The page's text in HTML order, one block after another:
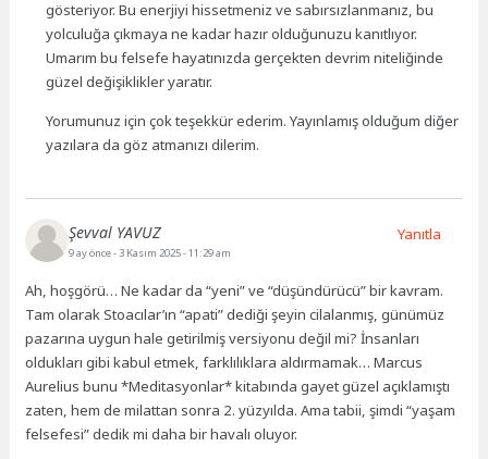
gösteriyor. Bu enerjiyi hissetmeniz ve sabırsızlanmanız, bu
yolculuğa çıkmaya ne kadar hazır olduğunuzu kanıtlıyor.
Umarım bu felsefe hayatınızda gerçekten devrim niteliğinde
güzel değişiklikler yaratır.
Yorumunuz için çok teşekkür ederim. Yayınlamış olduğum diğer
yazılara da göz atmanızı dilerim.
Şevval YAVUZ
9 ay önce- 3 Kasım 2025 - 11:29 am
Ah, hoşgörü… Ne kadar da “yeni” ve “düşündürücü” bir kavram.
Tam olarak Stoacılar’ın “apati” dediği şeyin cilalanmış, günümüz
pazarına uygun hale getirilmiş versiyonu değil mi? İnsanları
oldukları gibi kabul etmek, farklılıklara aldırmamak… Marcus
Aurelius bunu *Meditasyonlar* kitabında gayet güzel açıklamıştı
zaten, hem de milattan sonra 2. yüzyılda. Ama tabii, şimdi “yaşam
felsefesi” dedik mi daha bir havalı oluyor.
Yanıtla